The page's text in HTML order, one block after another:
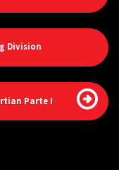
Division
Parte I